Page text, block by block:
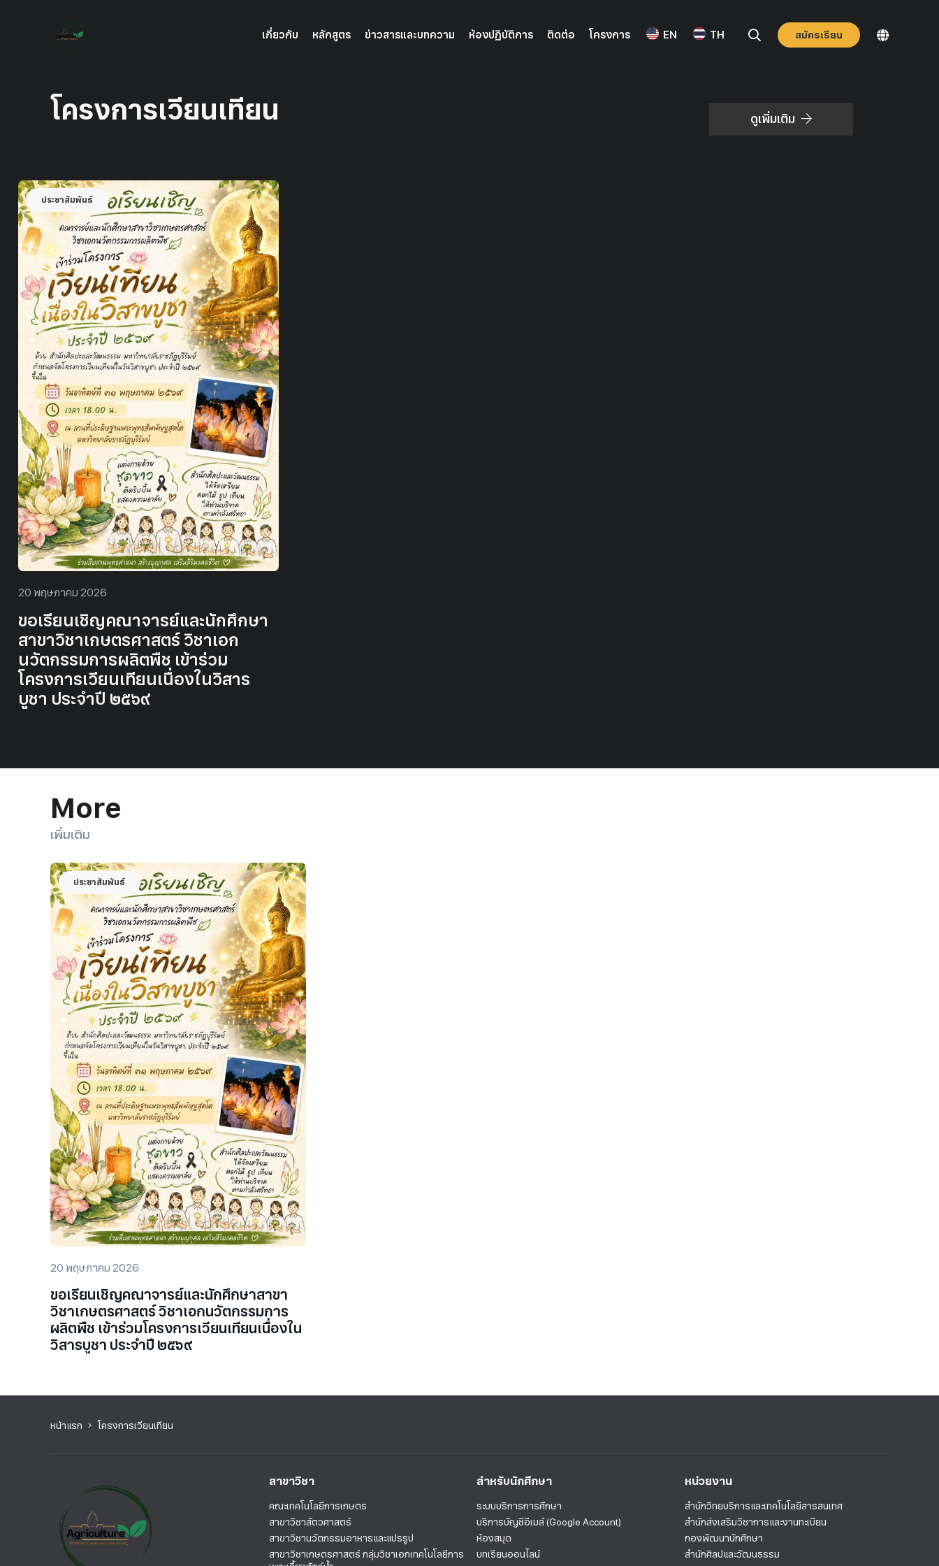
เกี่ยวกับ หลักสูตร ข่าวสารและบทความ ห้องปฏิบัติการ ติดต่อ โครงการ EN TH สมัครเรียน
โครงการเวียนเทียน ดูเพิ่มเติม
ประชาสัมพันธ์
20 พฤษภาคม 2026
ขอเรียนเชิญคณาจารย์และนักศึกษา
สาขาวิชาเกษตรศาสตร์ วิชาเอก
นวัตกรรมการผลิตพืช เข้าร่วม
โครงการเวียนเทียนเนื่องในวิสาร
บูชา ประจำปี ๒๕๖๙
More
เพิ่มเติม
ประชาสัมพันธ์
20 พฤษภาคม 2026
ขอเรียนเชิญคณาจารย์และนักศึกษาสาขา
วิชาเกษตรศาสตร์ วิชาเอกนวัตกรรมการ
ผลิตพืช เข้าร่วมโครงการเวียนเทียนเนื่องใน
วิสารบูชา ประจำปี ๒๕๖๙
หน้าแรก โครงการเวียนเทียน
สาขาวิชา
คณะเทคโนโลยีการเกษตร
สาขาวิชาสัตวศาสตร์
สาขาวิชานวัตกรรมอาหารและแปรรูป
สาขาวิชาเกษตรศาสตร์ กลุ่มวิชาเอกเทคโนโลยีการ
สำหรับนักศึกษา
ระบบบริการการศึกษา
บริการบัญชีอีเมล์ (Google Account)
ห้องสมุด
บทเรียนออนไลน์
หน่วยงาน
สำนักวิทยบริการและเทคโนโลยีสารสนเทศ
สำนักส่งเสริมวิชาการและงานทะเบียน
กองพัฒนานักศึกษา
สำนักศิลปและวัฒนธรรม